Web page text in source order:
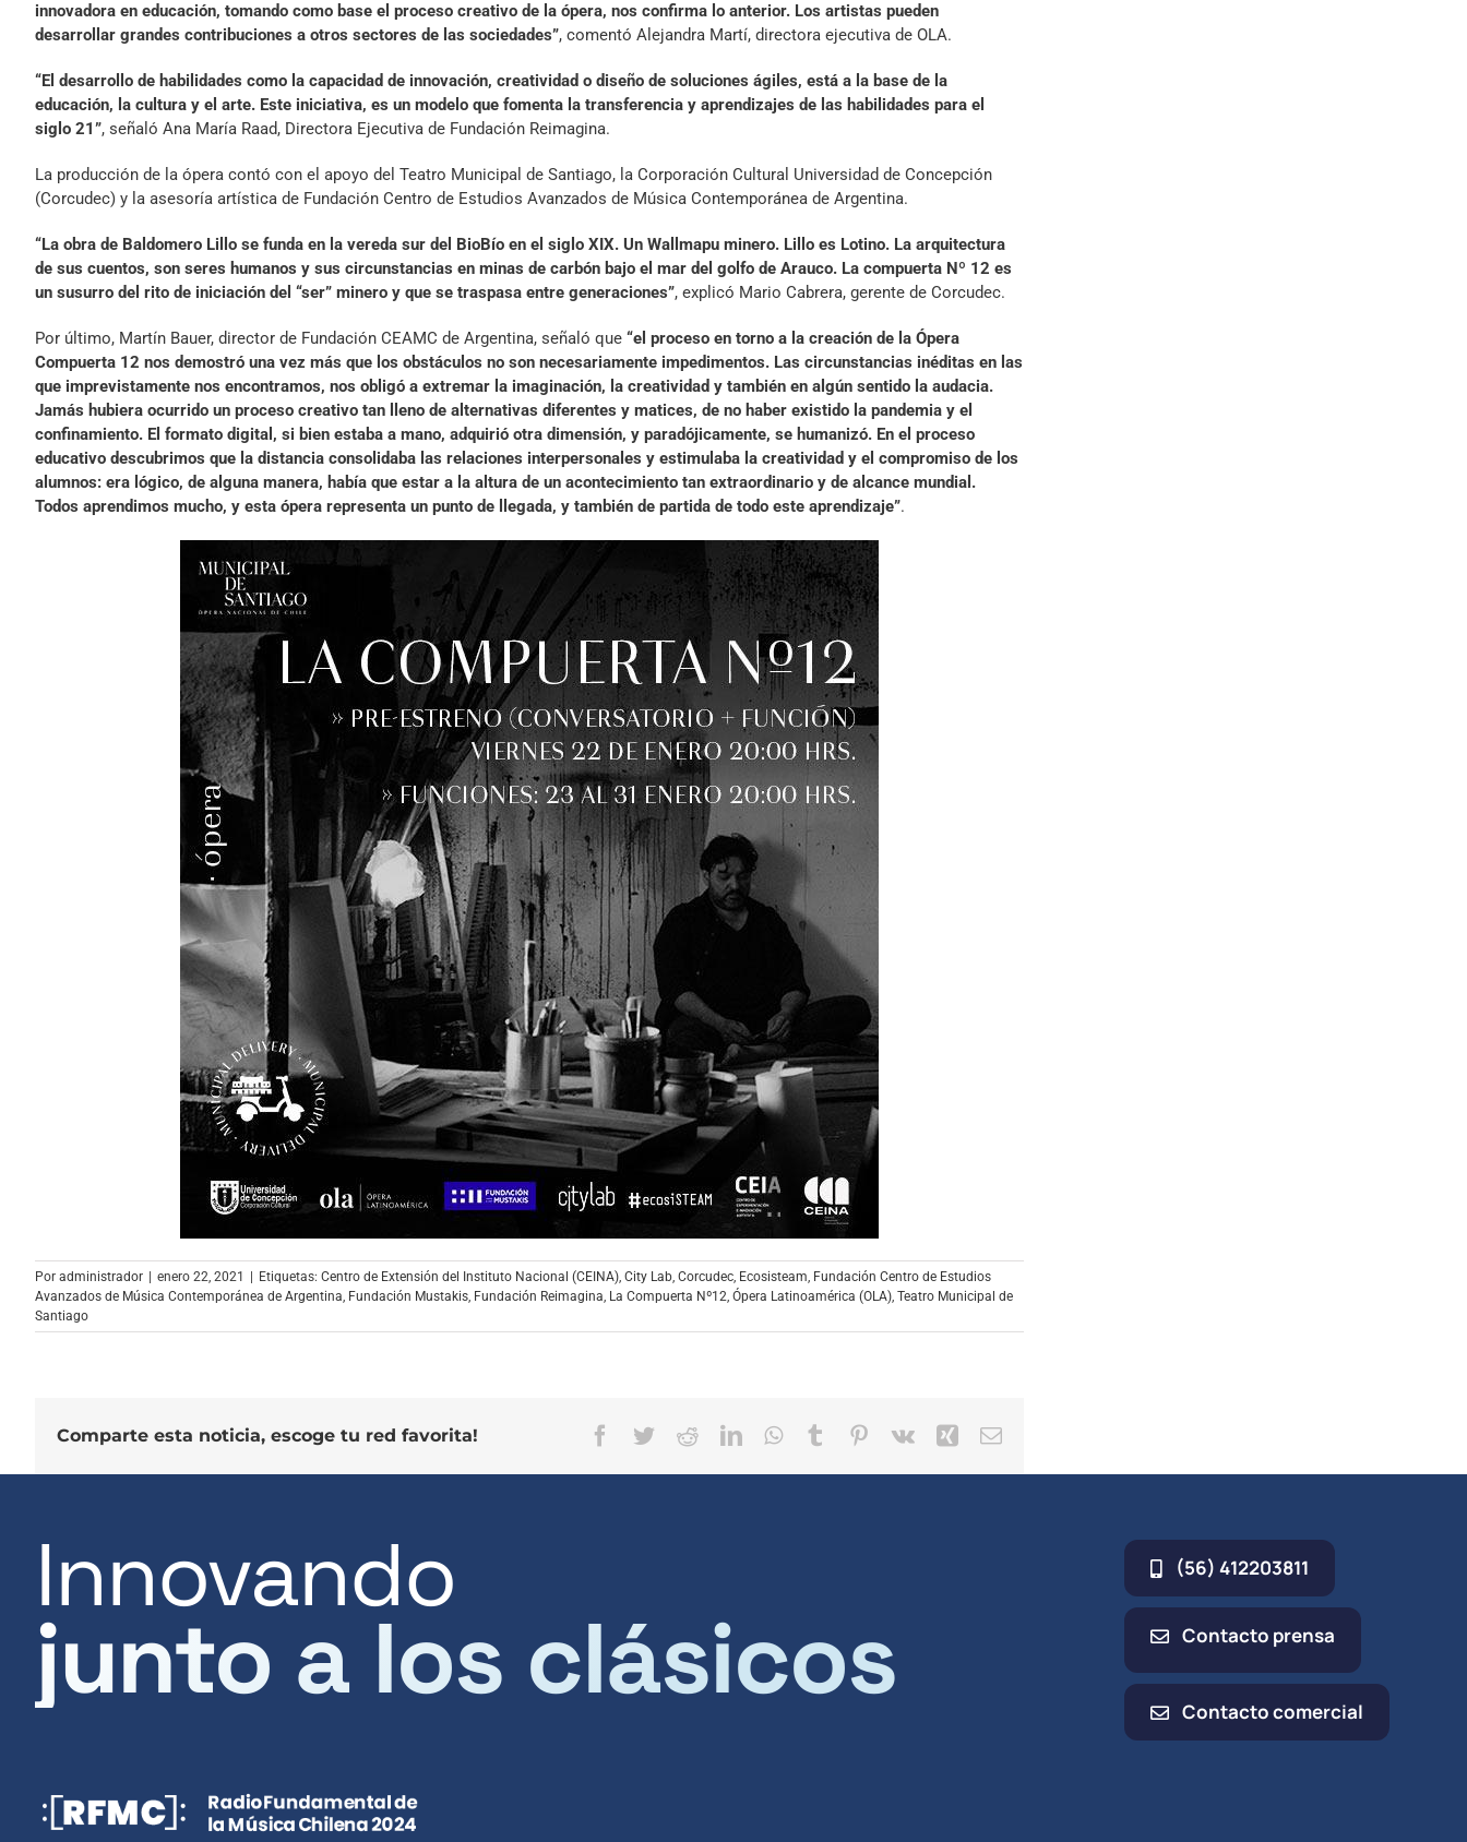
innovadora en educación, tomando como base el proceso creativo de la ópera, nos confirma lo anterior. Los artistas pueden
desarrollar grandes contribuciones a otros sectores de las sociedades”, comentó Alejandra Martí, directora ejecutiva de OLA.
“El desarrollo de habilidades como la capacidad de innovación, creatividad o diseño de soluciones ágiles, está a la base de la
educación, la cultura y el arte. Este iniciativa, es un modelo que fomenta la transferencia y aprendizajes de las habilidades para el
siglo 21”, señaló Ana María Raad, Directora Ejecutiva de Fundación Reimagina.
La producción de la ópera contó con el apoyo del Teatro Municipal de Santiago, la Corporación Cultural Universidad de Concepción
(Corcudec) y la asesoría artística de Fundación Centro de Estudios Avanzados de Música Contemporánea de Argentina.
“La obra de Baldomero Lillo se funda en la vereda sur del BioBío en el siglo XIX. Un Wallmapu minero. Lillo es Lotino. La arquitectura
de sus cuentos, son seres humanos y sus circunstancias en minas de carbón bajo el mar del golfo de Arauco. La compuerta Nº 12 es
un susurro del rito de iniciación del “ser” minero y que se traspasa entre generaciones”, explicó Mario Cabrera, gerente de Corcudec.
Por último, Martín Bauer, director de Fundación CEAMC de Argentina, señaló que “el proceso en torno a la creación de la Ópera
Compuerta 12 nos demostró una vez más que los obstáculos no son necesariamente impedimentos. Las circunstancias inéditas en las
que imprevistamente nos encontramos, nos obligó a extremar la imaginación, la creatividad y también en algún sentido la audacia.
Jamás hubiera ocurrido un proceso creativo tan lleno de alternativas diferentes y matices, de no haber existido la pandemia y el
confinamiento. El formato digital, si bien estaba a mano, adquirió otra dimensión, y paradójicamente, se humanizó. En el proceso
educativo descubrimos que la distancia consolidaba las relaciones interpersonales y estimulaba la creatividad y el compromiso de los
alumnos: era lógico, de alguna manera, había que estar a la altura de un acontecimiento tan extraordinario y de alcance mundial.
Todos aprendimos mucho, y esta ópera representa un punto de llegada, y también de partida de todo este aprendizaje”.
Por administrador enero 22, 2021 Etiquetas: Centro de Extensión del Instituto Nacional (CEINA), City Lab, Corcudec, Ecosisteam, Fundación Centro de Estudios
Avanzados de Música Contemporánea de Argentina, Fundación Mustakis, Fundación Reimagina, La Compuerta Nº12, Ópera Latinoamérica (OLA), Teatro Municipal de
Santiago
Comparte esta noticia, escoge tu red favorita! Facebook
TwitterRedditLinkedInWhatsApp
TumblrPinterest
Vk XingCorreo
Innovando
junto a los clásicos
(56) 412203811
Contacto prensa
Contacto comercial